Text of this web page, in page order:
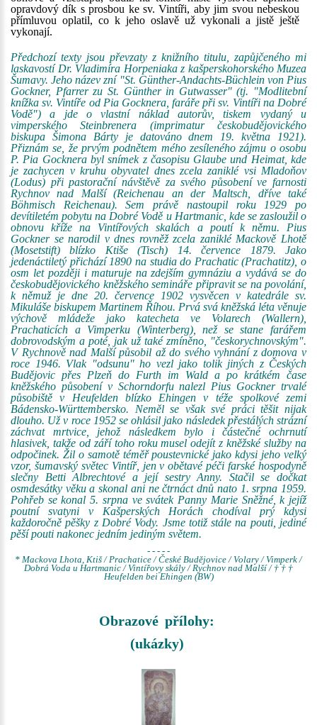
opravdový dík s prosbou ke sv. Vintíři, aby jim svou nebeskou
přímluvou oplatil, co k jeho oslavě už vykonali a jistě ještě
vykonají.
Předchozí texty jsou převzaty z knižního titulu, zapůjčeného mi
laskavostí Dr. Vladimíra Horpeniaka z kašperskohorského Muzea
Šumavy. Jeho název zní "St. Günther-Andachts-Büchlein von Pius
Gockner, Pfarrer zu St. Günther in Gutwasser" (tj. "Modlitební
knížka sv. Vintíře od Pia Gocknera, faráře při sv. Vintíři na Dobré
Vodě") a jde o vlastní náklad autorův, tiskem vydaný u
vimperského Steinbrenera (imprimatur českobudějovického
biskupa Šimona Bárty je datováno dnem 19. května 1921).
Přiznám se, že prvým podnětem mého zesíleného zájmu o osobu
P. Pia Gocknera byl snímek z časopisu Glaube und Heimat, kde
je zachycen v kruhu obyvatel dnes zcela zaniklé vsi Mladoňov
(Lodus) při pastorační návštěvě za svého působení ve farnosti
Rychnov nad Malší (Reichenau an der Maltsch, dříve také
Böhmisch Reichenau). Sem právě nastoupil roku 1929 po
devítiletém pobytu na Dobré Vodě u Hartmanic, kde se zasloužil o
obnovu kříže na Vintířových skalách a poutí k němu. Pius
Gockner se narodil v dnes rovněž zcela zaniklé Mackově Lhotě
(Mosetstift) blízko Ktiše (Tisch) 14. července 1879. Jako
jedenáctiletý přichází 1890 na studia do Prachatic (Prachatitz), o
osm let později i maturuje na zdejším gymnáziu a vydává se do
českobudějovického kněžského semináře připravit se na povolání,
k němuž je dne 20. července 1902 vysvěcen v katedrále sv.
Mikuláše biskupem Martinem Říhou. Prvá svá kněžská léta věnuje
výchově mládeže jako katecheta ve Volarech (Wallern),
Prachaticích a Vimperku (Winterberg), než se stane farářem
dobrovodským a poté, jak už také zmíněno, "českorychnovským".
V Rychnově nad Malší působil až do svého vyhnání z domova v
roce 1946. Vlak "odsunu" ho vezl jako tolik jiných z Českých
Budějovic přes Plzeň do Furth im Wald a po krátkém čase
kněžského působení v Schorndorfu nalezl Pius Gockner trvalé
působiště v Heufelden blízko Ehingen v téže spolkové zemi
Bádensko-Württembersko. Neměl se však své práci těšit nijak
dlouho. Už v roce 1952 se ohlásil jako následek přestálých strázní
záchvat mrtvice, jehož následkem bylo i částečné ochrnutí
hlasivek, takže od září toho roku musel odejít z kněžské služby na
odpočinek. Žil o samotě téměř poustevnické jako kdysi jeho velký
vzor, šumavský světec Vintíř, jen v obětavé péči farské hospodyně
slečny Betti Albrechtové a její sestry Anny. Stačil se dočkat
osmdesátky věku a skonal ani ne čtrnáct dnů nato 1. srpna 1959.
Pohřeb se konal 5. srpna ve svátek Panny Marie Sněžné, k jejíž
poutní svatyni v Kašperských Horách chodíval prý kdysi
každoročně pěšky z Dobré Vody. Jsme totiž stále na pouti, jediné
pěší pouti nakonec jedním jediným světem.
- - - - -
* Mackova Lhota, Ktiš / Prachatice / České Budějovice / Volary / Vimperk /
Dobrá Voda u Hartmanic / Vintířovy skály / Rychnov nad Malší / † † †
Heufelden bei Ehingen (BW)
Obrazové přílohy:
(ukázky)